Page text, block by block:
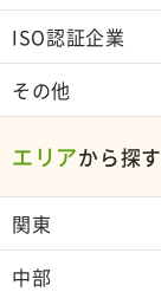
ISO認証企業
その他
エリアから探す
関東
中部